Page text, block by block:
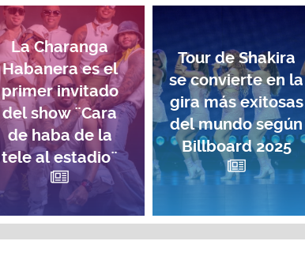
La Charanga
Habanera es el
primer invitado
del show ¨Cara
de haba de la
tele al estadio¨
Tour de Shakira
se convierte en la
gira más exitosas
del mundo según
Billboard 2025